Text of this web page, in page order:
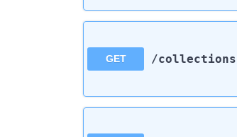
GET /collections